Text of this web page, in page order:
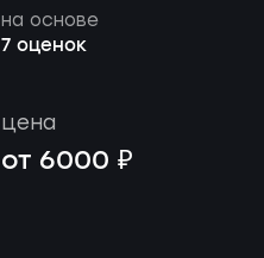
на основе
7 оценок
цена
от 6000 ₽